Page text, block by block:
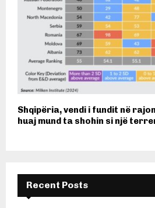
Shqipëria, vendi i fundit në
huaj mund ta shohin si një
Recent Posts